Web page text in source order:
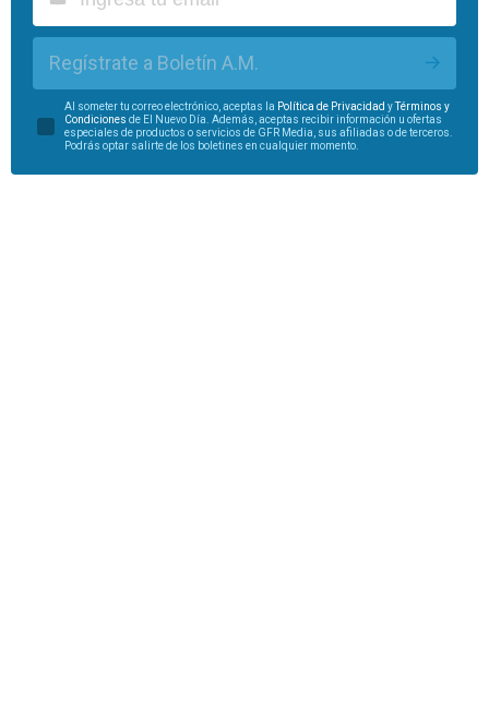
Regístrate a Boletín A.M.
Al someter tu correo electrónico, aceptas la Política de Privacidad yTérminos y
Condiciones de El Nuevo Día. Además, aceptas recibir información u ofertas
especiales de productos o servicios de GFR Media, sus afiliadas o de terceros.
Podrás optar salirte de los boletines en cualquier momento.